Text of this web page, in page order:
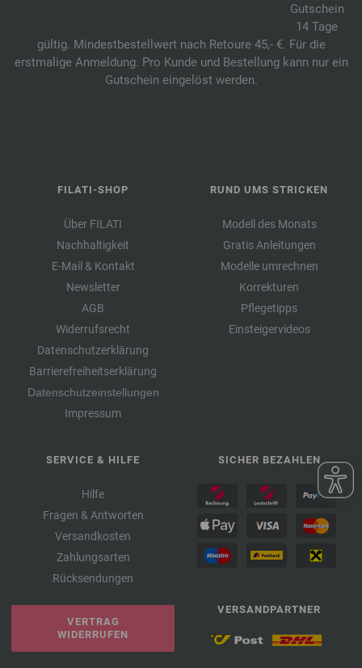
Gutschein
14 Tage
gültig. Mindestbestellwert nach Retoure 45,- €. Für die
erstmalige Anmeldung. Pro Kunde und Bestellung kann nur ein
Gutschein eingelöst werden.
FILATI-SHOP
Über FILATI
Nachhaltigkeit
E-Mail & Kontakt
Newsletter
AGB
Widerrufsrecht
Datenschutzerklärung
Barrierefreiheitserklärung
Datenschutzeinstellungen
Impressum
RUND UMS STRICKEN
Modell des Monats
Gratis Anleitungen
Modelle umrechnen
Korrekturen
Pflegetipps
Einsteigervideos
SERVICE & HILFE
Hilfe
Fragen & Antworten
Versandkosten
Zahlungsarten
Rücksendungen
VERTRAG
WIDERRUFEN
SICHER BEZAHLEN
VERSANDPARTNER